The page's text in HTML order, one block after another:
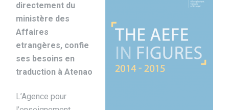
directement du
ministère des
Affaires
etrangères, confie
ses besoins en
traduction à Atenao
L’Agence pour